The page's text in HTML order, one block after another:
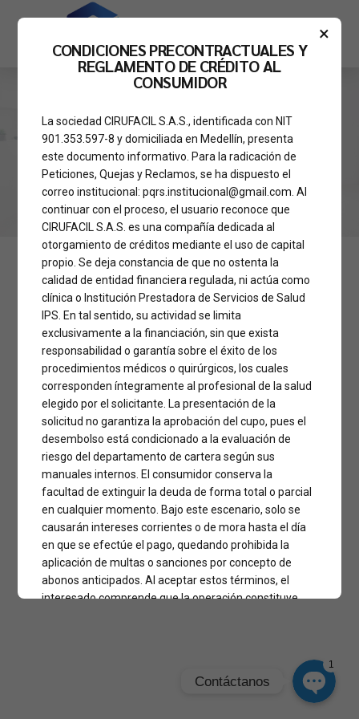
HOME TAG
Noticias
CONDICIONES PRECONTRACTUALES
×
CONDICIONES PRECONTRACTUALES Y
REGLAMENTO DE CRÉDITO AL
CONSUMIDOR
La sociedad CIRUFACIL S.A.S., identificada con NIT
901.353.597-8 y domiciliada en Medellín, presenta
este documento informativo. Para la radicación de
Peticiones, Quejas y Reclamos, se ha dispuesto el
correo institucional: pqrs.institucional@gmail.com. Al
continuar con el proceso, el usuario reconoce que
CIRUFACIL S.A.S. es una compañía dedicada al
otorgamiento de créditos mediante el uso de capital
propio. Se deja constancia de que no ostenta la
calidad de entidad financiera regulada, ni actúa como
clínica o Institución Prestadora de Servicios de Salud
IPS. En tal sentido, su actividad se limita
exclusivamente a la financiación, sin que exista
responsabilidad o garantía sobre el éxito de los
procedimientos médicos o quirúrgicos, los cuales
corresponden íntegramente al profesional de la salud
elegido por el solicitante. La presentación de la
solicitud no garantiza la aprobación del cupo, pues el
desembolso está condicionado a la evaluación de
riesgo del departamento de cartera según sus
manuales internos. El consumidor conserva la
facultad de extinguir la deuda de forma total o parcial
en cualquier momento. Bajo este escenario, solo se
causarán intereses corrientes o de mora hasta el día
en que se efectúe el pago, quedando prohibida la
aplicación de multas o sanciones por concepto de
abonos anticipados. Al aceptar estos términos, el
interesado comprende que la operación constituye
de las cuotas facultará a la empresa para realizar el
reporte negativo en centrales de riesgo, como
Facebook Messenger
1
Contáctanos